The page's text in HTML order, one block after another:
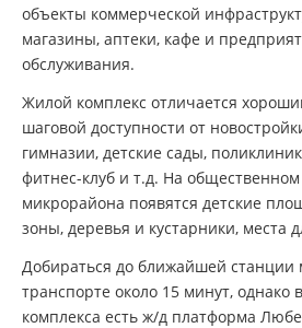
объекты коммерческой
магазины, аптеки, кафе и
обслуживания.
Жилой комплекс отличается
шаговой доступности от
гимназии, детские сады,
фитнес-клуб и т.д. На
микрорайона появятся детские
зоны, деревья и кустарники, места
Добираться до ближайшей станции
транспорте около 15 минут, однако
комплекса есть ж/д платформа